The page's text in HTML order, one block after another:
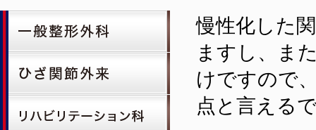
慢性化した
ますし、ま
けですので
点と言える